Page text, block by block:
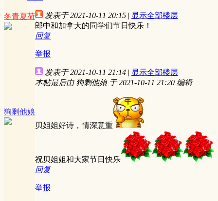
冬青夏荷 发表于 2021-10-11 20:15 | 显示全部楼层
郎中和加拿大的同学们节日快乐！
回复
举报
狗剩他娘
发表于 2021-10-11 21:14 | 显示全部楼层
本帖最后由 狗剩他娘 于 2021-10-11 21:20 编辑
贝姐姐好诗，情深意重
祝贝姐姐和大家节日快乐
回复
举报